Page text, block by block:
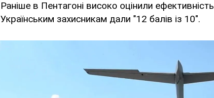
Раніше в Пентагоні високо оцінили ефективність
Українським захисникам дали "12 балів із 10".